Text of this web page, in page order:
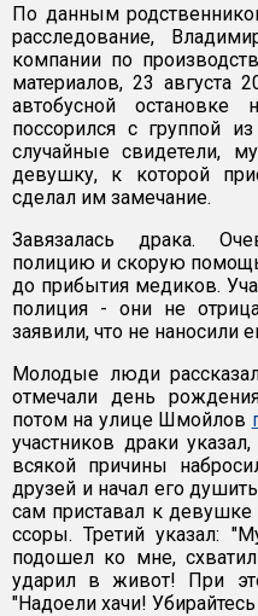
По данным
расследование,
компании по
материалов, 23 августа
автобусной остановке
поссорился с группой
случайные свидетели,
девушку, к которой
сделал им замечание.
Завязалась драка.
полицию и скорую
до прибытия медиков.
полиция - они не
заявили, что не наносили
Молодые люди
отмечали день
потом на улице Шмойлов
участников драки
всякой причины
друзей и начал его
сам приставал к
ссоры. Третий указал:
подошел ко мне,
ударил в живот! При
"Надоели хачи!